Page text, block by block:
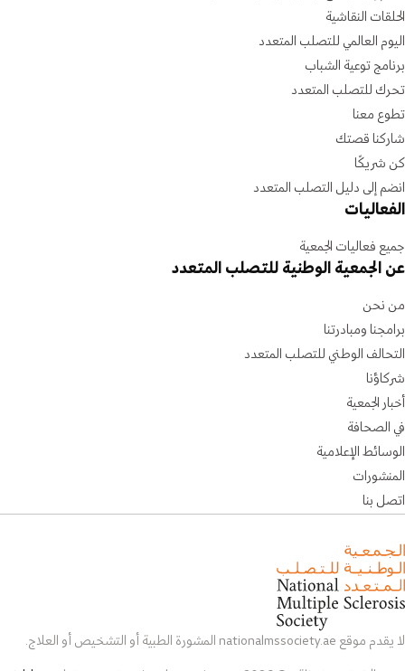
الحلقات النقاشية
اليوم العالمي للتصلب المتعدد
برنامج توعية الشباب
تحرك للتصلب المتعدد
تطوع معنا
شاركنا قصتك
كن شريكًا
انضم إلى دليل التصلب المتعدد
الفعاليات
جميع فعاليات الجمعية
عن الجمعية الوطنية للتصلب المتعدد
من نحن
برامجنا ومبادرتنا
التحالف الوطني للتصلب المتعدد
شركاؤنا
أخبار الجمعية
في الصحافة
الوسائط الإعلامية
المنشورات
اتصل بنا
لا يقدم موقع nationalmssociety.ae المشورة الطبية أو التشخيص أو العلاج.